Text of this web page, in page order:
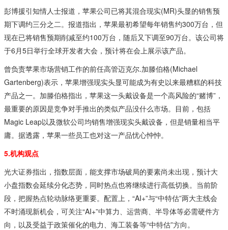
彭博援引知情人士报道，苹果公司已将其混合现实(MR)头显的销售预
期下调约三分之二。报道指出，苹果最初希望每年销售约300万台，但
现在已将销售预期削减至约100万台，随后又下调至90万台。该公司将
于6月5日举行全球开发者大会，预计将在会上展示该产品。
曾负责苹果市场营销工作的前任高管迈克尔.加滕伯格(Michael
Gartenberg)表示，苹果增强现实头显可能成为有史以来最糟糕的科技
产品之一。加滕伯格指出，苹果这一头戴设备是一个高风险的“赌博”，
最重要的原因是竞争对手推出的类似产品没什么市场。目前，包括
Magic Leap以及微软公司均销售增强现实头戴设备，但是销量相当平
庸。据透露，苹果一些员工也对这一产品忧心忡忡。
5.机构观点
光大证券指出，指数层面，能支撑市场破局的要素尚未出现，预计大
小盘指数会延续分化态势，同时热点也将继续进行高低切换。当前阶
段，把握热点轮动脉络更重要。配置上，“AI+”与“中特估”两大主线会
不时涌现新机会，可关注“AI+”中算力、运营商、半导体等必需硬件方
向，以及受益于政策催化的电力、海工装备等“中特估”方向。